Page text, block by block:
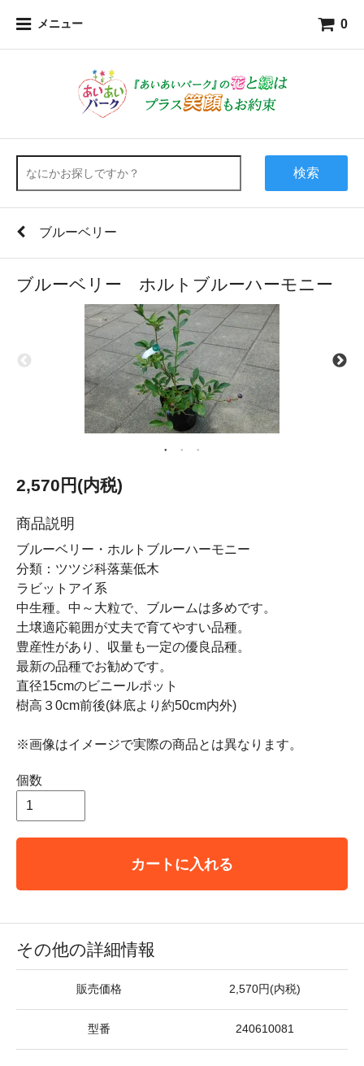
メニュー 0
検索
ブルーベリー
ブルーベリー ホルトブルーハーモニー
2,570円(内税)
商品説明
ブルーベリー・ホルトブルーハーモニー
分類：ツツジ科落葉低木
ラビットアイ系
中生種。中～大粒で、ブルームは多めです。
土壌適応範囲が丈夫で育てやすい品種。
豊産性があり、収量も一定の優良品種。
最新の品種でお勧めです。
直径15cmのビニールポット
樹高３0cm前後(鉢底より約50cm内外)
※画像はイメージで実際の商品とは異なります。
個数
カートに入れる
その他の詳細情報
販売価格 2,570円(内税)
型番 240610081